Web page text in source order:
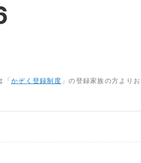
「かぞく登録制度 」の登録家族の方よりお